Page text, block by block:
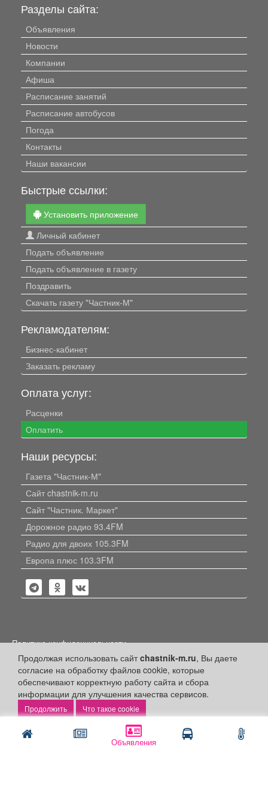
Объявления
Продолжая использовать сайтchastnik-m.ru, Вы даете
согласие на обработку файлов cookie, которые
обеспечивают корректную работу сайта и сбора
информации для улучшения качества сервисов.
Что такое cookie
Разделы сайта:
Объявления
Новости
Компании
Афиша
Расписание занятий
Расписание автобусов
Погода
Контакты
Наши вакансии
Быстрые ссылки:
Установить приложение
Личный кабинет
Подать объявление
Подать объявление в газету
Поздравить
Скачать газету "Частник-М"
Рекламодателям:
Бизнес-кабинет
Заказать рекламу
Оплата услуг:
Расценки
Оплатить
Наши ресурсы:
Газета "Частник-М"
Сайт chastnik-m.ru
Сайт "Частник. Маркет"
Дорожное радио 93.4FM
Радио для двоих 105.3FM
Европа плюс 103.3FM
Политика конфиденциальности
Публикации с пометкой «Реклама», «На правах рекламы»,
«Партнёрский проект» оплачены рекламодателем.
Редакция сайта не несет ответственности за достоверность
информации, содержащейся в рекламных материалах и
объявлениях.
ООО "Частник-М"